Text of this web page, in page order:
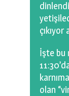
çıkıyor
İşte bu
olan